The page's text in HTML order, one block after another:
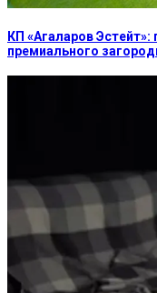
КП «Агаларов
премиального